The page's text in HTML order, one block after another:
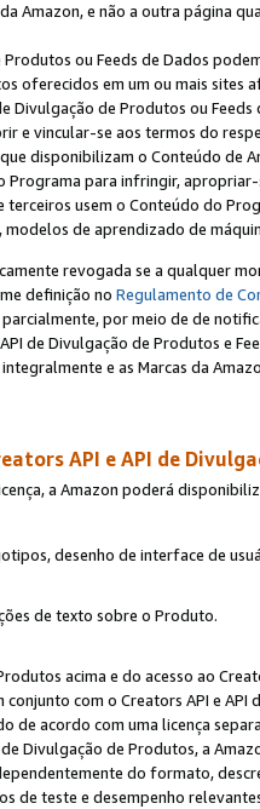
Amazon, e não a outra página
Produtos ou Feeds de Dados
oferecidos em um ou mais sites
Divulgação de Produtos ou
e vincular-se aos termos do
disponibilizam o Conteúdo de
Programa para infringir,
terceiros usem o Conteúdo do
de aprendizado de
revogada se a qualquer
definição no Regulamento de
por meio de de
de Divulgação de Produtos e
e as Marcas da
API e API de
a Amazon poderá
desenho de interface de
de texto sobre o Produto.
acima e do acesso ao
conjunto com o Creators API e
de acordo com uma licença
Divulgação de Produtos, a
do formato,
de teste e desempenho